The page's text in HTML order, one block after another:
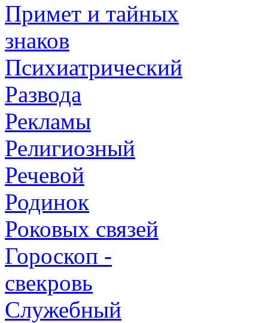
Примет и тайных
знаков
Психиатрический
Развода
Рекламы
Религиозный
Речевой
Родинок
Роковых связей
Гороскоп -
свекровь
Служебный